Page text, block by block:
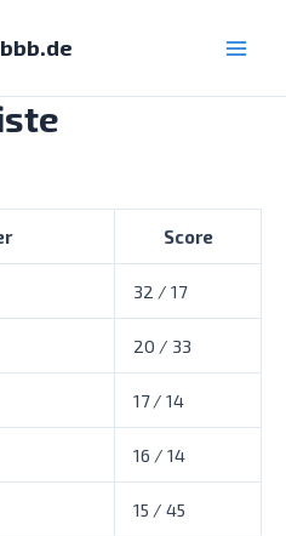
Score
32 / 17
20 / 33
17 / 14
16 / 14
15 / 45